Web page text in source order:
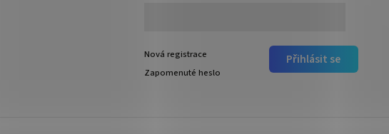
Přihlásit se
Nová registrace
Zapomenuté heslo